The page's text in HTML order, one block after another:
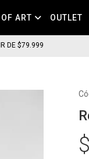
ART OUTLET